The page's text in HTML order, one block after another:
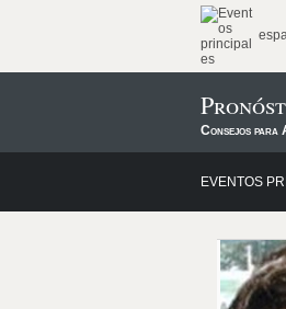
Consejos para
EVENTOS